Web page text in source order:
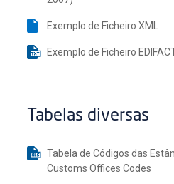
Exemplo de Ficheiro XML
Exemplo de Ficheiro
Tabelas diversas
Tabela de Códigos das
Customs Offices Codes